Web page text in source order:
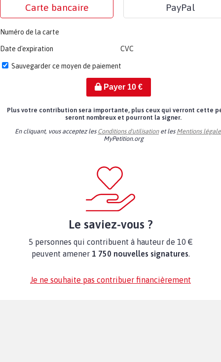
Carte bancaire PayPal
Numéro de la carte
Date d'expiration CVC
Sauvegarder ce moyen de paiement
Payer 10€
Plus votre contribution sera importante, plus ceux qui verront cette
seront nombreux et pourront la signer.
En cliquant, vous acceptez les Conditions d'utilisationet les Mentions
MyPetition.org
Le saviez-vous ?
5 personnes qui contribuent à hauteur de 10 €
peuvent amener 1 750 nouvelles signatures.
Je ne souhaite pas contribuer financièrement